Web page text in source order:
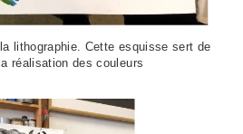
lithographie. Cette esquisse sert de
réalisation des couleurs